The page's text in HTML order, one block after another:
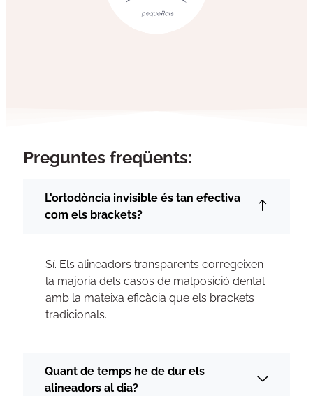
Preguntes freqüents:
L'ortodòncia invisible és tan efectiva
com els brackets?
Sí. Els alineadors transparents corregeixen
la majoria dels casos de malposició dental
amb la mateixa eficàcia que els brackets
tradicionals.
Quant de temps he de dur els
alineadors al dia?